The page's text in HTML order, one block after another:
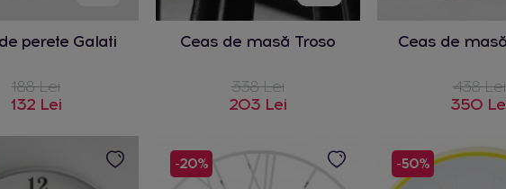
perete Galati
188 Lei
132 Lei
Ceas de masă Troso
338 Lei
203 Lei
Ceas de
438 Lei
350
-20% -50%